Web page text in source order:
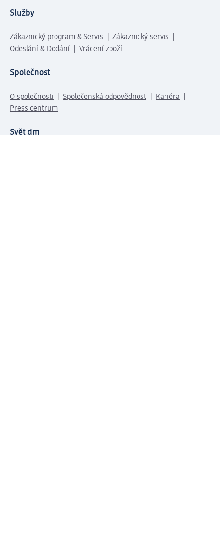
Služby
Zákaznický program & Servis
Zákaznický servis
Odeslání & Dodání
Vrácení zboží
Společnost
O společnosti Společenská odpovědnost
Kariéra
Press centrum
Svět dm